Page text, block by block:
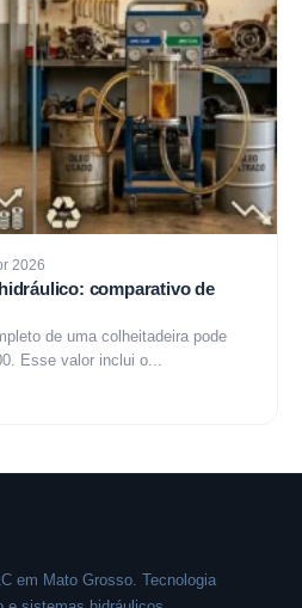
2026
comparativo de
de uma colheitadeira pode
Esse valor inclui o...
em Mato Grosso. Tecnologia